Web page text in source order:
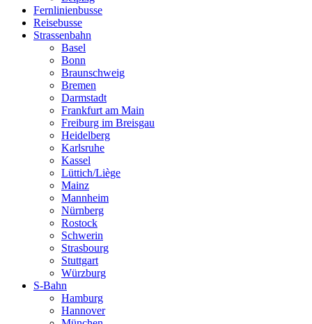
Fernlinienbusse
Reisebusse
Strassenbahn
Basel
Bonn
Braunschweig
Bremen
Darmstadt
Frankfurt am Main
Freiburg im Breisgau
Heidelberg
Karlsruhe
Kassel
Lüttich/Liège
Mainz
Mannheim
Nürnberg
Rostock
Schwerin
Strasbourg
Stuttgart
Würzburg
S-Bahn
Hamburg
Hannover